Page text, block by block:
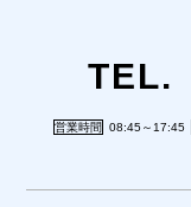
TEL.
営業時間 08:45～17:45